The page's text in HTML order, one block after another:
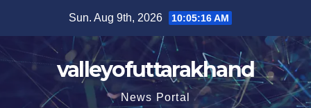
content
Sun. Aug 9th, 2026 10:05:17 AM
valleyofuttarakhand
News Portal